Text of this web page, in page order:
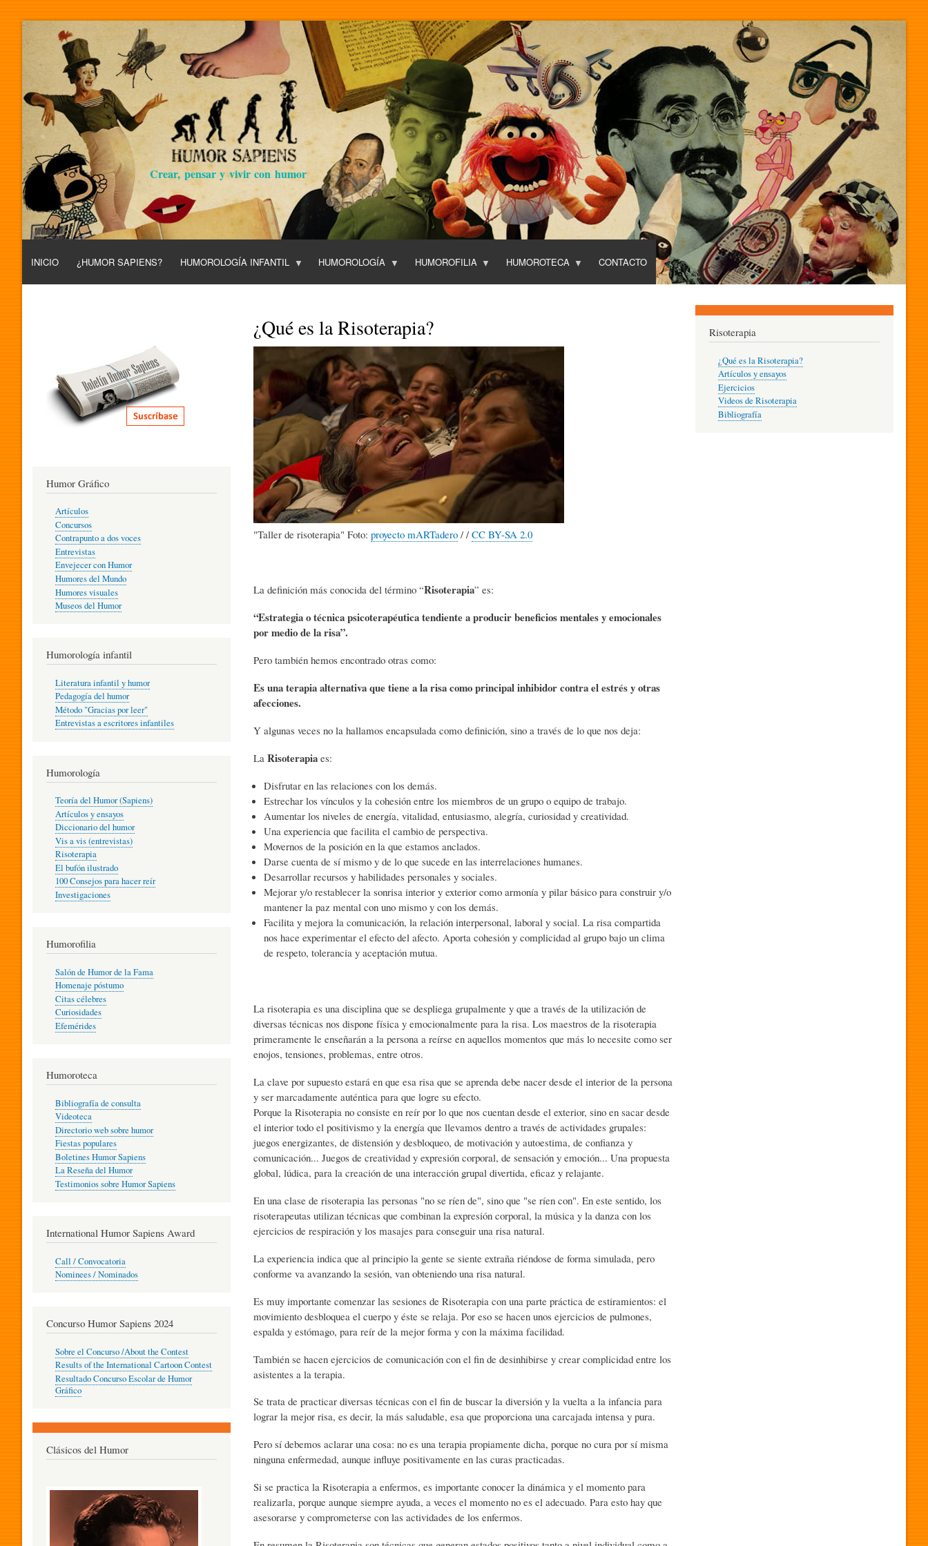
Pasar
al
contenido
principal
Crear, pensar y vivir con humor
INICIO ¿HUMOR SAPIENS? HUMOROLOGÍA INFANTIL
L
E
A
D
G
HUMOROLOGÍA
T
O
R
Í
A
D
M
O
R
(
S
P
E
N
S
)
A
U
HUMOROFILIA
O
N
I
N
A
L
I
D
D
A
L
Ó
N
D
O
HUMOROTECA
P
Í
C
L
U
O
R
I
B
I
O
G
R
-
CONTACTO
¿Qué es la Risoterapia?
"Taller de risoterapia" Foto: proyecto mARTadero / /CC BY-SA 2.0
La definición más conocida del término “Risoterapia” es:
“Estrategia o técnica psicoterapéutica tendiente a producir beneficios mentales y emocionales
por medio de la risa”.
Pero también hemos encontrado otras como:
Es una terapia alternativa que tiene a la risa como principal inhibidor contra el estrés y otras
afecciones.
Y algunas veces no la hallamos encapsulada como definición, sino a través de lo que nos deja:
La Risoterapia es:
Disfrutar en las relaciones con los demás.
Estrechar los vínculos y la cohesión entre los miembros de un grupo o equipo de trabajo.
Aumentar los niveles de energía, vitalidad, entusiasmo, alegría, curiosidad y creatividad.
Una experiencia que facilita el cambio de perspectiva.
Movernos de la posición en la que estamos anclados.
Darse cuenta de sí mismo y de lo que sucede en las interrelaciones humanes.
Desarrollar recursos y habilidades personales y sociales.
Mejorar y/o restablecer la sonrisa interior y exterior como armonía y pilar básico para construir y/o
mantener la paz mental con uno mismo y con los demás.
Facilita y mejora la comunicación, la relación interpersonal, laboral y social. La risa compartida
nos hace experimentar el efecto del afecto. Aporta cohesión y complicidad al grupo bajo un clima
de respeto, tolerancia y aceptación mutua.
La risoterapia es una disciplina que se despliega grupalmente y que a través de la utilización de
diversas técnicas nos dispone física y emocionalmente para la risa. Los maestros de la risoterapia
primeramente le enseñarán a la persona a reírse en aquellos momentos que más lo necesite como ser
enojos, tensiones, problemas, entre otros.
La clave por supuesto estará en que esa risa que se aprenda debe nacer desde el interior de la persona
y ser marcadamente auténtica para que logre su efecto.
Porque la Risoterapia no consiste en reír por lo que nos cuentan desde el exterior, sino en sacar desde
el interior todo el positivismo y la energía que llevamos dentro a través de actividades grupales:
juegos energizantes, de distensión y desbloqueo, de motivación y autoestima, de confianza y
comunicación... Juegos de creatividad y expresión corporal, de sensación y emoción... Una propuesta
global, lúdica, para la creación de una interacción grupal divertida, eficaz y relajante.
En una clase de risoterapia las personas "no se ríen de", sino que "se ríen con". En este sentido, los
risoterapeutas utilizan técnicas que combinan la expresión corporal, la música y la danza con los
ejercicios de respiración y los masajes para conseguir una risa natural.
La experiencia indica que al principio la gente se siente extraña riéndose de forma simulada, pero
conforme va avanzando la sesión, van obteniendo una risa natural.
Es muy importante comenzar las sesiones de Risoterapia con una parte práctica de estiramientos: el
movimiento desbloquea el cuerpo y éste se relaja. Por eso se hacen unos ejercicios de pulmones,
espalda y estómago, para reír de la mejor forma y con la máxima facilidad.
También se hacen ejercicios de comunicación con el fin de desinhibirse y crear complicidad entre los
asistentes a la terapia.
Se trata de practicar diversas técnicas con el fin de buscar la diversión y la vuelta a la infancia para
lograr la mejor risa, es decir, la más saludable, esa que proporciona una carcajada intensa y pura.
Pero sí debemos aclarar una cosa: no es una terapia propiamente dicha, porque no cura por sí misma
ninguna enfermedad, aunque influye positivamente en las curas practicadas.
Si se practica la Risoterapia a enfermos, es importante conocer la dinámica y el momento para
realizarla, porque aunque siempre ayuda, a veces el momento no es el adecuado. Para esto hay que
asesorarse y comprometerse con las actividades de los enfermos.
Humor Gráfico
Artículos
Concursos
Contrapunto a dos voces
Entrevistas
Envejecer con Humor
Humores del Mundo
Humores visuales
Museos del Humor
Humorología infantil
Literatura infantil y humor
Pedagogía del humor
Método "Gracias por leer"
Entrevistas a escritores infantiles
Humorología
Teoría del Humor (Sapiens)
Artículos y ensayos
Diccionario del humor
Vis a vis (entrevistas)
Risoterapia
El bufón ilustrado
100 Consejos para hacer reír
Investigaciones
Humorofilia
Salón de Humor de la Fama
Homenaje póstumo
Citas célebres
Curiosidades
Efemérides
Humoroteca
Bibliografía de consulta
Videoteca
Directorio web sobre humor
Fiestas populares
Boletines Humor Sapiens
La Reseña del Humor
Testimonios sobre Humor Sapiens
International Humor Sapiens Award
Call / Convocatoria
Nominees / Nominados
Concurso Humor Sapiens 2024
Sobre el Concurso /About the Contest
Results of the International Cartoon Contest
Resultado Concurso Escolar de Humor
Gráfico
Clásicos del Humor
Risoterapia
¿Qué es la Risoterapia?
Artículos y ensayos
Ejercicios
Videos de Risoterapia
Bibliografía